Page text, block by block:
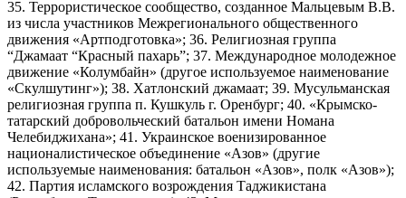
35. Террористическое сообщество, созданное Мальцевым В.В.
из числа участников Межрегионального общественного
движения «Артподготовка»; 36. Религиозная группа
“Джамаат “Красный пахарь”; 37. Международное молодежное
движение «Колумбайн» (другое используемое наименование
«Скулшутинг»); 38. Хатлонский джамаат; 39. Мусульманская
религиозная группа п. Кушкуль г. Оренбург; 40. «Крымско-
татарский добровольческий батальон имени Номана
Челебиджихана»; 41. Украинское военизированное
националистическое объединение «Азов» (другие
используемые наименования: батальон «Азов», полк «Азов»);
42. Партия исламского возрождения Таджикистана